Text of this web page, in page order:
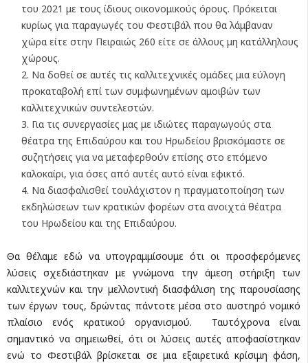
του 2021 με τους ίδιους οικονομικούς όρους. Πρόκειται
κυρίως για παραγωγές του Φεστιβάλ που θα λάμβαναν
χώρα είτε στην Πειραιώς 260 είτε σε άλλους μη κατάλληλους
χώρους.
Να δοθεί σε αυτές τις καλλιτεχνικές ομάδες μια εύλογη
προκαταβολή επί των συμφωνημένων αμοιβών των
καλλιτεχνικών συντελεστών.
Για τις συνεργασίες μας με ιδιώτες παραγωγούς στα
θέατρα της Επιδαύρου και του Ηρωδείου βρισκόμαστε σε
συζητήσεις για να μεταφερθούν επίσης στο επόμενο
καλοκαίρι, για όσες από αυτές αυτό είναι εφικτό.
Να διασφαλισθεί τουλάχιστον η πραγματοποίηση των
εκδηλώσεων των κρατικών φορέων στα ανοιχτά θέατρα
του Ηρωδείου και της Επιδαύρου.
Θα θέλαμε εδώ να υπογραμμίσουμε ότι οι προσφερόμενες
λύσεις σχεδιάστηκαν με γνώμονα την άμεση στήριξη των
καλλιτεχνών και την μελλοντική διασφάλιση της παρουσίασης
των έργων τους, δρώντας πάντοτε μέσα στο αυστηρό νομικό
πλαίσιο ενός κρατικού οργανισμού. Ταυτόχρονα είναι
σημαντικό να σημειωθεί, ότι οι λύσεις αυτές αποφασίστηκαν
ενώ το Φεστιβάλ βρίσκεται σε μια εξαιρετικά κρίσιμη φάση,